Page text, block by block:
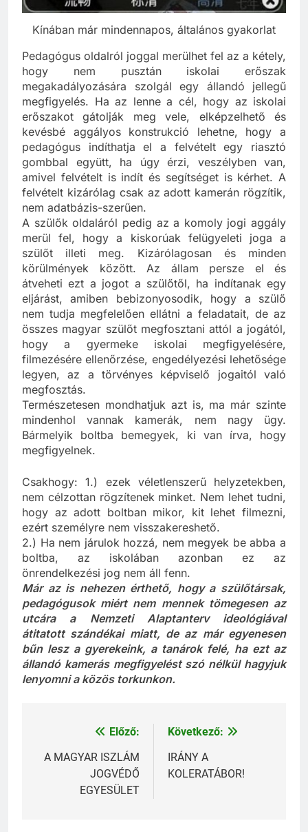
Pedagógus oldalról joggal merülhet fel az a kétely,
hogy nem pusztán iskolai erőszak
megakadályozására szolgál egy állandó jellegű
megfigyelés. Ha az lenne a cél, hogy az iskolai
erőszakot gátolják meg vele, elképzelhető és
kevésbé aggályos konstrukció lehetne, hogy a
pedagógus indíthatja el a felvételt egy riasztó
gombbal együtt, ha úgy érzi, veszélyben van,
amivel felvételt is indít és segítséget is kérhet. A
felvételt kizárólag csak az adott kamerán rögzítik,
nem adatbázis-szerűen.
A szülők oldaláról pedig az a komoly jogi aggály
merül fel, hogy a kiskorúak felügyeleti joga a
szülőt illeti meg. Kizárólagosan és minden
körülmények között. Az állam persze el és
átveheti ezt a jogot a szülőtől, ha indítanak egy
eljárást, amiben bebizonyosodik, hogy a szülő
nem tudja megfelelően ellátni a feladatait, de az
összes magyar szülőt megfosztani attól a jogától,
hogy a gyermeke iskolai megfigyelésére,
filmezésére ellenőrzése, engedélyezési lehetősége
legyen, az a törvényes képviselő jogaitól való
megfosztás.
Természetesen mondhatjuk azt is, ma már szinte
mindenhol vannak kamerák, nem nagy ügy.
Bármelyik boltba bemegyek, ki van írva, hogy
Csakhogy: 1.) ezek véletlenszerű helyzetekben,
nem célzottan rögzítenek minket. Nem lehet tudni,
hogy az adott boltban mikor, kit lehet filmezni,
ezért személyre nem visszakereshető.
2.) Ha nem járulok hozzá, nem megyek be abba a
boltba, az iskolában azonban ez az
önrendelkezési jog nem áll fenn.
Már az is nehezen érthető, hogy a szülőtársak,
pedagógusok miért nem mennek tömegesen az
utcára a Nemzeti Alaptanterv ideológiával
átitatott szándékai miatt, de az már egyenesen
bűn lesz a gyerekeink, a tanárok felé, ha ezt az
állandó kamerás megfigyelést szó nélkül hagyjuk
Bejegyzés
navigáció
A MAGYAR ISZLÁM
JOGVÉDŐ
IRÁNY A